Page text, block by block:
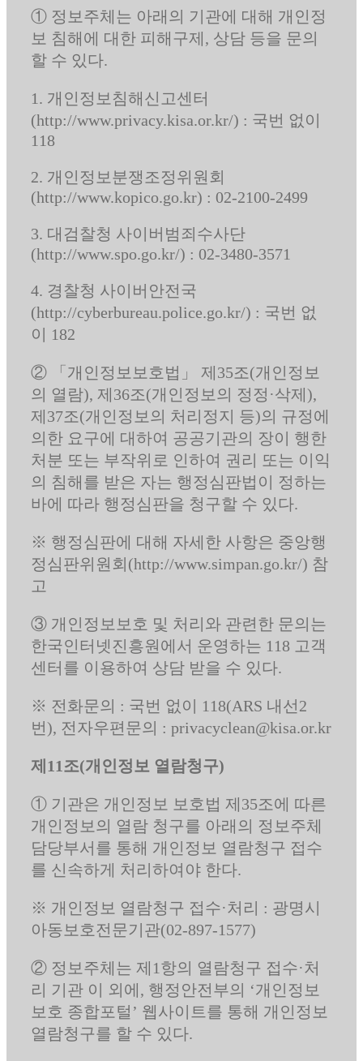
① 정보주체는 아래의 기관에 대해 개인정
보 침해에 대한 피해구제, 상담 등을 문의
할 수 있다.
1. 개인정보침해신고센터
(http://www.privacy.kisa.or.kr/) : 국번 없이
118
2. 개인정보분쟁조정위원회
(http://www.kopico.go.kr) : 02-2100-2499
3. 대검찰청 사이버범죄수사단
(http://www.spo.go.kr/) : 02-3480-3571
4. 경찰청 사이버안전국
(http://cyberbureau.police.go.kr/) : 국번 없
이 182
② 「개인정보보호법」 제35조(개인정보
의 열람), 제36조(개인정보의 정정·삭제),
제37조(개인정보의 처리정지 등)의 규정에
의한 요구에 대하여 공공기관의 장이 행한
처분 또는 부작위로 인하여 권리 또는 이익
의 침해를 받은 자는 행정심판법이 정하는
바에 따라 행정심판을 청구할 수 있다.
※ 행정심판에 대해 자세한 사항은 중앙행
정심판위원회(http://www.simpan.go.kr/) 참
고
③ 개인정보보호 및 처리와 관련한 문의는
한국인터넷진흥원에서 운영하는 118 고객
센터를 이용하여 상담 받을 수 있다.
※ 전화문의 : 국번 없이 118(ARS 내선2
번), 전자우편문의 : privacyclean@kisa.or.kr
제11조(개인정보 열람청구)
① 기관은 개인정보 보호법 제35조에 따른
개인정보의 열람 청구를 아래의 정보주체
담당부서를 통해 개인정보 열람청구 접수
를 신속하게 처리하여야 한다.
※ 개인정보 열람청구 접수·처리 : 광명시
아동보호전문기관(02-897-1577)
② 정보주체는 제1항의 열람청구 접수·처
리 기관 이 외에, 행정안전부의 ‘개인정보
보호 종합포털’ 웹사이트를 통해 개인정보
열람청구를 할 수 있다.